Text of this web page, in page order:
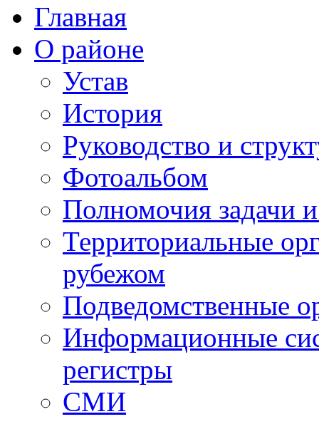
Главная
О районе
Устав
История
Руководство и
Фотоальбом
Полномочия задачи
Территориальные
рубежом
Подведомственные
Информационные
регистры
СМИ